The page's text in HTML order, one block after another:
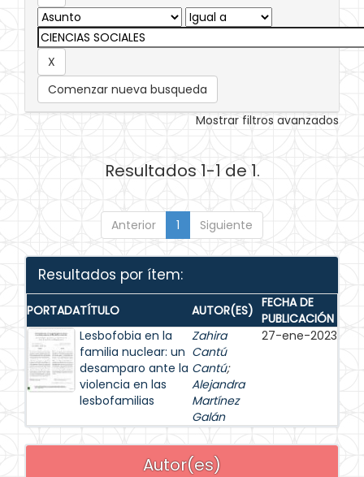
Comenzar nueva busqueda
Mostrar filtros avanzados
Resultados 1-1 de 1.
Anterior 1 Siguiente
Resultados por ítem:
PORTADATÍTULO AUTOR(ES) FECHA DE
PUBLICACIÓN
Lesbofobia en la
familia nuclear: un
desamparo ante la
violencia en las
lesbofamilias
Zahira
Cantú
Cantú;
Alejandra
Martínez
Galán
27-ene-2023
Autor(es)